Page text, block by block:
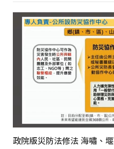
政院版災防法修法 海嘯、